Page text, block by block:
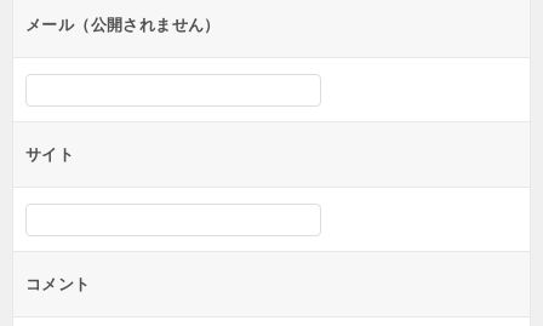
ンメール（公開されません）
サイト
コメント